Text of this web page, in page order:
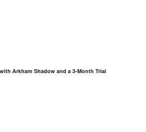
Arkham Shadow and a 3-Month Trial